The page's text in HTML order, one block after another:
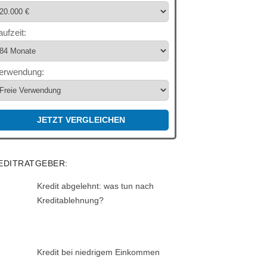
JETZT VERGLEICHEN
Kredit abgelehnt: was tun nach
Kreditablehnung?
Kredit bei niedrigem Einkommen